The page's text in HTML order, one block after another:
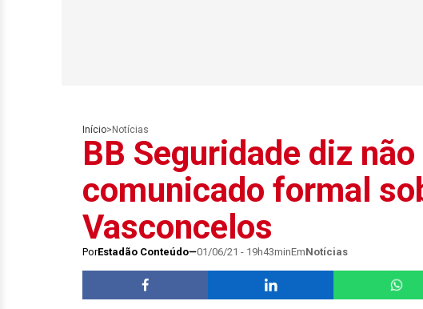
Início> Notícias
BB Seguridade diz
comunicado formal
Vasconcelos
PorEstadão Conteúdo 01/06/21 - 19h43minEmNotícias